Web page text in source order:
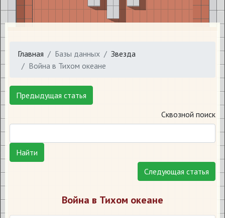
Главная Базы данных
Звезда
Война в Тихом океане
Предыдущая статья
Сквозной поиск
Найти
Следующая статья
Война в Тихом океане